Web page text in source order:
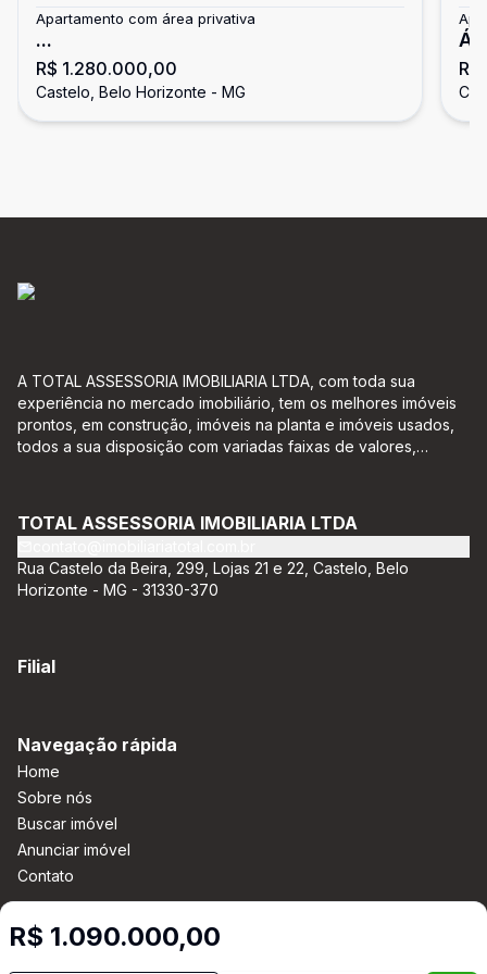
Apartamento com área privativa
...
R$ 1.280.000,00
Castelo, Belo Horizonte - MG
R$ 1.090.000,00
A TOTAL ASSESSORIA IMOBILIARIA LTDA, com toda sua
experiência no mercado imobiliário, tem os melhores imóveis
prontos, em construção, imóveis na planta e imóveis usados,
todos a sua disposição com variadas faixas de valores,
responder-lhe todas as suas dúvidas sobre casas,
apartamentos, terrenos, salas comerciais e outros produtos
imobiliários.
TOTAL ASSESSORIA IMOBILIARIA LTDA
Rua Castelo da Beira, 299, Lojas 21 e 22, Castelo, Belo
Horizonte - MG - 31330-370
Filial
Navegação rápida
Home
Sobre nós
Buscar imóvel
Anunciar imóvel
Contato